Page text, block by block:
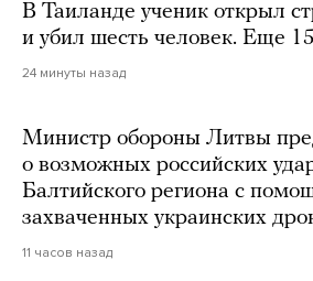
В Таиланде ученик открыл
и убил шесть человек. Еще
24 минуты назад
Министр обороны Литвы
о возможных российских
Балтийского региона с
захваченных украинских
11 часов назад